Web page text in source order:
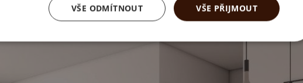
VŠE PŘIJMOUT
VŠE ODMÍTNOUT